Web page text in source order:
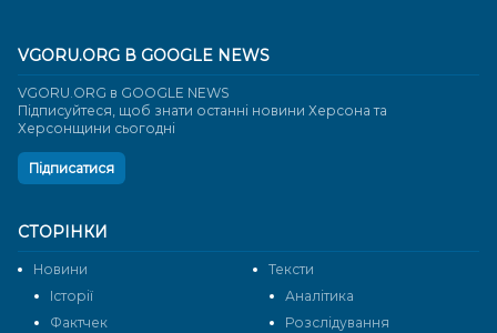
СТОРІНКИ
Новини
Тексти
Історії
Аналітика
Фактчек
Розслідування
VGORU.ORG В GOOGLE NEWS
VGORU.ORG в GOOGLE NEWS
Підписуйтеся, щоб знати останні новини Херсона та
Херсонщини сьогодні
Підписатися